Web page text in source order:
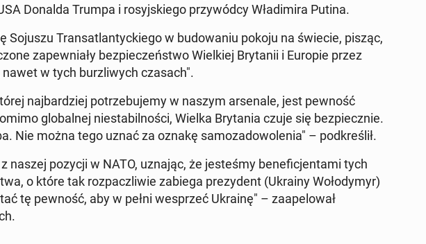
Donalda Trumpa i ro­syj­skie­go przy­wód­cy Wła­di­mi­ra Putina.
Sojuszu Trans­atlan­tyc­kie­go w bu­do­wa­niu pokoju na świecie, pisząc,
za­pew­nia­ły bez­pie­czeń­stwo Wiel­kiej Bry­ta­nii i Europie przez
w tych burz­li­wych czasach".
naj­bar­dziej po­trze­bu­je­my w naszym ar­se­na­le, jest pewność
glo­bal­nej nie­sta­bil­no­ści, Wielka Bry­ta­nia czuje się bez­piecz­nie.
Nie można tego uznać za oznakę sa­mo­za­do­wo­le­nia" – pod­kre­ślił.
naszej pozycji w NATO, uznając, że je­ste­śmy be­ne­fi­cjen­ta­mi tych
o które tak roz­pacz­li­wie zabiega pre­zy­dent (Ukrainy Wo­ło­dy­myr)
tę pewność, aby w pełni wes­przeć Ukrainę" – za­ape­lo­wał